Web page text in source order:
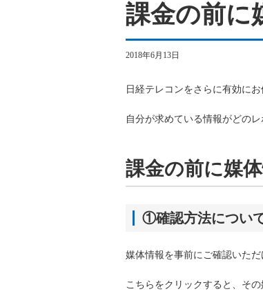
課金の前に
2018年6月13日
日経テレコンをさらに有効に
自分が求めている情報がどの
課金の前に媒
①確認方法につい
媒体情報を事前にご確認いた
こちらをクリックすると、そ